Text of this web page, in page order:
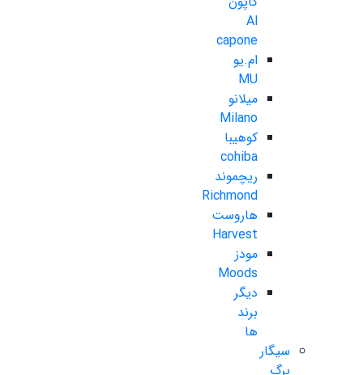
Al
capone
ام.یو
MU
میلانو
Milano
کوهیبا
cohiba
ریچموند
Richmond
هاروست
Harvest
مودز
Moods
دیگر
برند
ها
سیگار
برگ